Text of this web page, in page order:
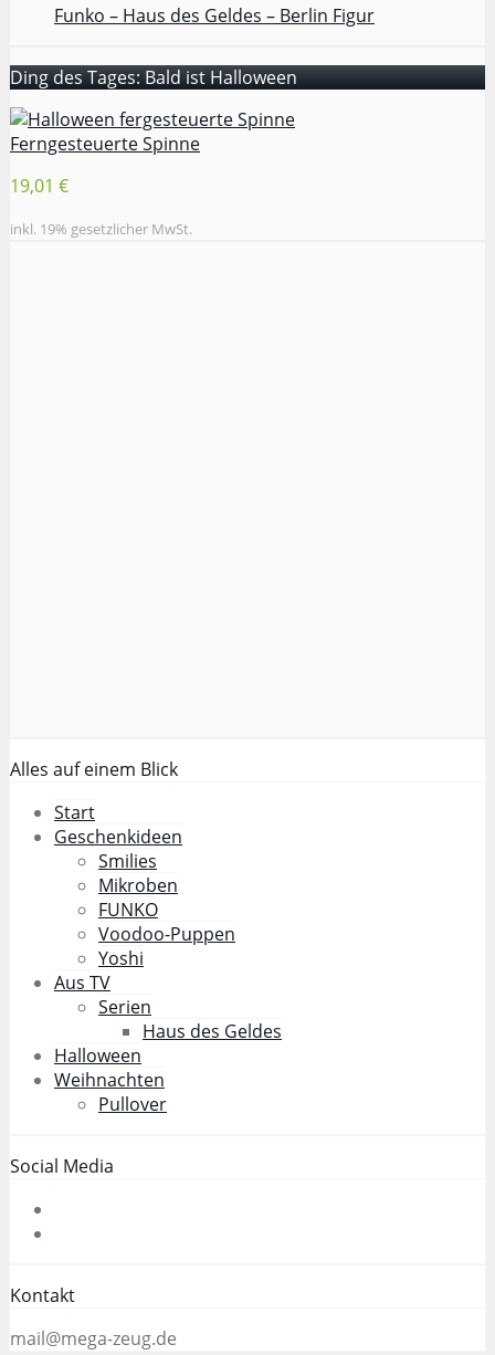
Funko – Haus des Geldes – Berlin Figur
Ding des Tages: Bald ist Halloween
Ferngesteuerte Spinne
19,01 €
inkl. 19% gesetzlicher MwSt.
Alles auf einem Blick
Start
Geschenkideen
Smilies
Mikroben
FUNKO
Voodoo-Puppen
Yoshi
Aus TV
Serien
Haus des Geldes
Halloween
Weihnachten
Pullover
Social Media
Kontakt
mail@mega-zeug.de